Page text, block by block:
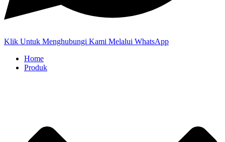
Klik Untuk Menghubungi Kami Melalui WhatsApp
Home
Produk